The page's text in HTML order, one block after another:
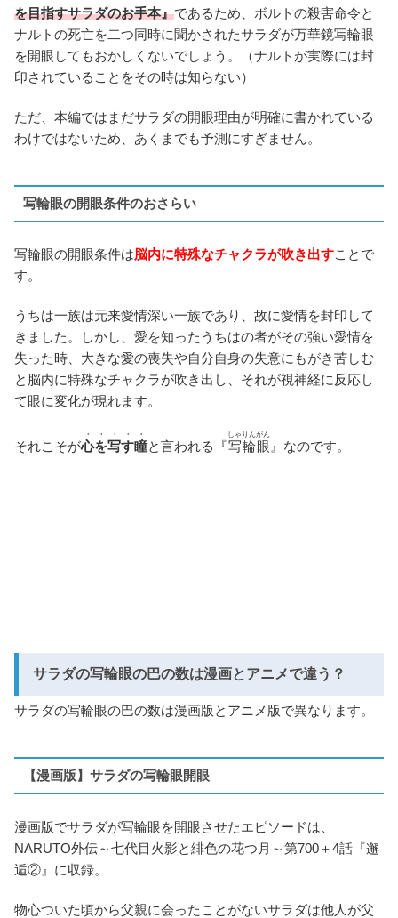
を目指すサラダのお手本』であるため、ボルトの殺害命令と
ナルトの死亡を二つ同時に聞かされたサラダが万華鏡写輪眼
を開眼してもおかしくないでしょう。（ナルトが実際には封
印されていることをその時は知らない）
ただ、本編ではまだサラダの開眼理由が明確に書かれている
わけではないため、あくまでも予測にすぎません。
写輪眼の開眼条件のおさらい
写輪眼の開眼条件は脳内に特殊なチャクラが吹き出すことで
す。
うちは一族は元来愛情深い一族であり、故に愛情を封印して
きました。しかし、愛を知ったうちはの者がその強い愛情を
失った時、大きな愛の喪失や自分自身の失意にもがき苦しむ
と脳内に特殊なチャクラが吹き出し、それが視神経に反応し
て眼に変化が現れます。
それこそが心を写す瞳
・・・・・
と言われる『写輪眼
しゃりんがん
』なのです。
サラダの写輪眼の巴の数は漫画とアニメで違う？
サラダの写輪眼の巴の数は漫画版とアニメ版で異なります。
【漫画版】サラダの写輪眼開眼
漫画版でサラダが写輪眼を開眼させたエピソードは、
NARUTO外伝～七代目火影と緋色の花つ月～第700＋4話『邂
逅②』に収録。
物心ついた頃から父親に会ったことがないサラダは他人が父